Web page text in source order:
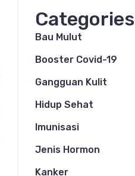
Categories
Bau Mulut
Booster Covid-19
Gangguan Kulit
Hidup Sehat
Imunisasi
Jenis Hormon
Kanker